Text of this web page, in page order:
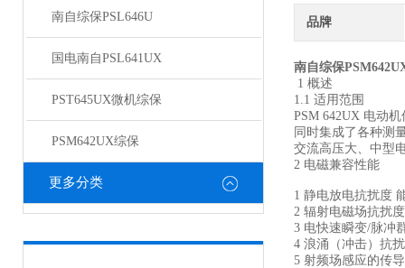
南自综保PSL646U
国电南自PSL641UX
PST645UX微机综保
PSM642UX综保
更多分类
品牌
南自综保
1 概述
1.1 适用范围
PSM 642UX 电动
同时集成了各种测
交流高压大、中型
2 电磁兼容性能
1 静电放电抗扰度
2 辐射电磁场抗扰
3 电快速瞬变/脉冲
4 浪涌（冲击）抗
5 射频场感应的传